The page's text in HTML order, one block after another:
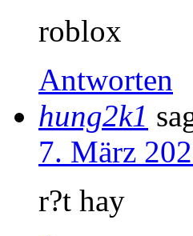
roblox
Antworten
hung2k1
7. März
r?t hay